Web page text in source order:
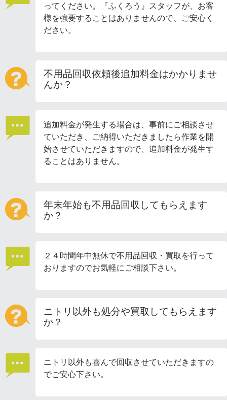
ってください。『ふくろう』スタッフが、お客
様を強要することはありませんので、ご安心く
ださい。
不用品回収依頼後追加料金はかかりませ
んか？
追加料金が発生する場合は、事前にご相談させ
ていただき、ご納得いただきましたら作業を開
始させていただきますので、追加料金が発生す
ることはありません。
年末年始も不用品回収してもらえます
か？
２４時間年中無休で不用品回収・買取を行って
おりますのでお気軽にご相談下さい。
ニトリ以外も処分や買取してもらえます
か？
ニトリ以外も喜んで回収させていただきますの
でご安心下さい。